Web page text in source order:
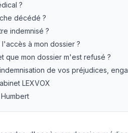
?
décédé ?
indemnisé ?
à mon dossier ?
que mon dossier m'est refusé ?
de vos préjudices,
LEXVOX